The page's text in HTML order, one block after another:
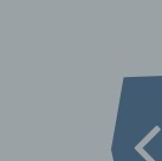
navigation